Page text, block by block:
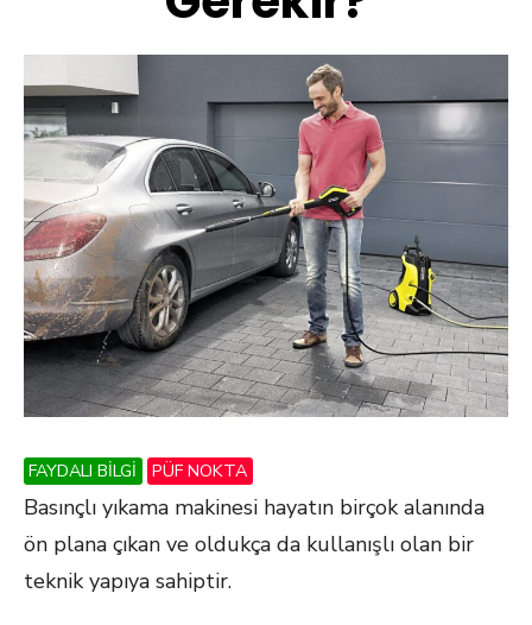
FAYDALI BİLGİ PÜF NOKTA
Basınçlı yıkama makinesi hayatın birçok alanında
ön plana çıkan ve oldukça da kullanışlı olan bir
teknik yapıya sahiptir.